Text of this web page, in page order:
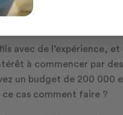
avec de l’expérience,
à commencer par
un budget de 200 000
ce cas comment faire ?